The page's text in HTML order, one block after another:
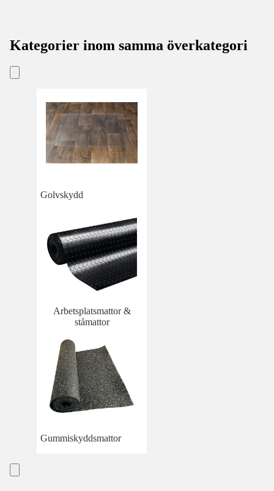
Kategorier inom samma överkategori
Golvskydd
Arbetsplatsmattor &
ståmattor
Gummiskyddsmattor